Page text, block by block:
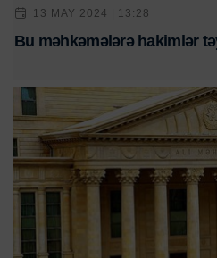
13 MAY 2024 | 13:28
Bu məhkəmələrə hakimlər